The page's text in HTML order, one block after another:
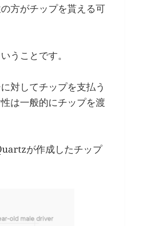
方がチップを貰える可
うことです。
対してチップを支払う
は一般的にチップを渡
が作成したチップ